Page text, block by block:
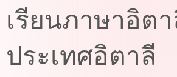
เรียนภาษาอิต
ประเทศอิตาลี